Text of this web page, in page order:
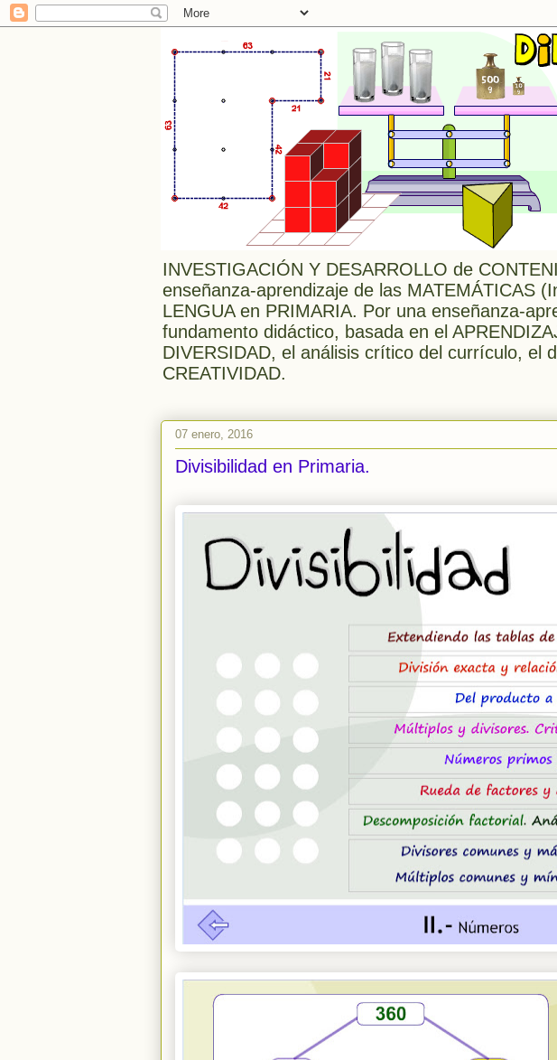
INVESTIGACIÓN Y DESARROLLO de
enseñanza-aprendizaje de las MATEMÁTICAS
LENGUA en PRIMARIA. Por una enseñanza-
fundamento didáctico, basada en el
DIVERSIDAD, el análisis crítico del currículo, el
CREATIVIDAD.
07 enero, 2016
Divisibilidad en Primaria.